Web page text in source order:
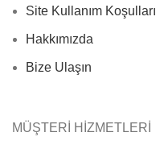
Site Kullanım Koşulları
Hakkımızda
Bize Ulaşın
MÜŞTERİ HİZMETLERİ